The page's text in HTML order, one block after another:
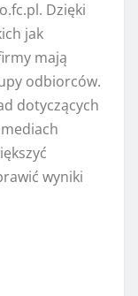
Dzięki
jak
mają
odbiorców.
dotyczących
wyniki